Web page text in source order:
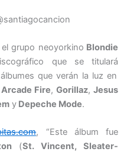
grupo neoyorkino Blondie
que se titulará
que verán la luz en
Arcade Fire,Gorillaz,Jesus
yDepeche Mode.
, “Este álbum fue
(St. Vincent, Sleater-